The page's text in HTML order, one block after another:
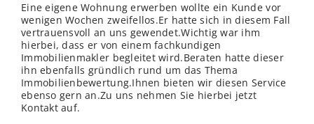
Eine eigene Wohnung erwerben wollte ein Kunde vor
wenigen Wochen zweifellos.Er hatte sich in diesem Fall
vertrauensvoll an uns gewendet.Wichtig war ihm
hierbei, dass er von einem fachkundigen
Immobilienmakler begleitet wird.Beraten hatte dieser
ihn ebenfalls gründlich rund um das Thema
Immobilienbewertung.Ihnen bieten wir diesen Service
ebenso gern an.Zu uns nehmen Sie hierbei jetzt
Kontakt auf.